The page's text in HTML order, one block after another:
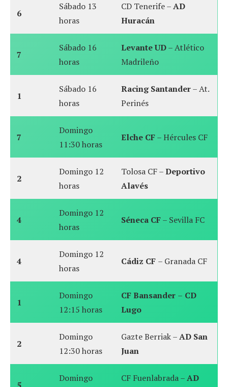
6
Sábado 13
horas
CD Tenerife –AD
Huracán
7
Sábado 16
horas
Levante UD– Atlético
Madrileño
1
Sábado 16
horas
Racing Santander– At.
Perinés
7
Domingo
11:30 horas
Elche CF– Hércules CF
2
Domingo 12
horas
Tolosa CF –Deportivo
Alavés
4
Domingo 12
horas
Séneca CF– Sevilla FC
4
Domingo 12
horas
Cádiz CF – Granada CF
1
Domingo
12:15 horas
CF Bansander – CD
Lugo
2
Domingo
12:30 horas
Gazte Berriak –AD San
Juan
Domingo
CF Fuenlabrada –AD